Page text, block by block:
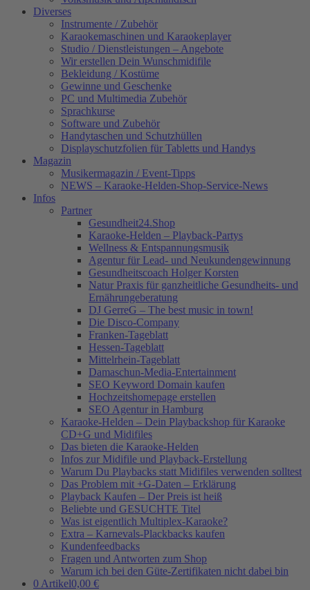
Diverses
Instrumente / Zubehör
Karaokemaschinen und Karaokeplayer
Studio / Dienstleistungen – Angebote
Wir erstellen Dein Wunschmidifile
Bekleidung / Kostüme
Gewinne und Geschenke
PC und Multimedia Zubehör
Sprachkurse
Software und Zubehör
Handytaschen und Schutzhüllen
Displayschutzfolien für Tabletts und Handys
Magazin
Musikermagazin / Event-Tipps
NEWS – Karaoke-Helden-Shop-Service-News
Infos
Partner
Gesundheit24.Shop
Karaoke-Helden – Playback-Partys
Wellness & Entspannungsmusik
Agentur für Lead- und Neukundengewinnung
Gesundheitscoach Holger Korsten
Natur Praxis für ganzheitliche Gesundheits- und
Ernährungeberatung
DJ GerreG – The best music in town!
Die Disco-Company
Franken-Tageblatt
Hessen-Tageblatt
Mittelrhein-Tageblatt
Damaschun-Media-Entertainment
SEO Keyword Domain kaufen
Hochzeitshomepage erstellen
SEO Agentur in Hamburg
Karaoke-Helden – Dein Playbackshop für Karaoke
CD+G und Midifiles
Das bieten die Karaoke-Helden
Infos zur Midifile und Playback-Erstellung
Warum Du Playbacks statt Midifiles verwenden solltest
Das Problem mit +G-Daten – Erklärung
Playback Kaufen – Der Preis ist heiß
Beliebte und GESUCHTE Titel
Was ist eigentlich Multiplex-Karaoke?
Extra – Karnevals-Plackbacks kaufen
Kundenfeedbacks
Fragen und Antworten zum Shop
Warum ich bei den Güte-Zertifikaten nicht dabei bin
0 Artikel0,00 €